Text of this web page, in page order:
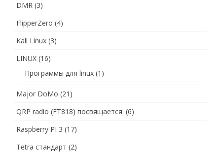
DMR (3)
FlipperZero (4)
Kali Linux (3)
LINUX (16)
Программы для linux (1)
Major DoMo (21)
QRP radio (FT818) посвящается. (6)
Raspberry PI 3 (17)
Tetra стандарт (2)